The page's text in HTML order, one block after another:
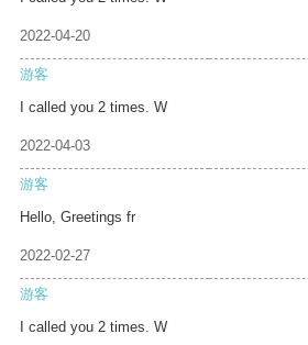
2022-04-20
游客
I called you 2 times. W
2022-04-03
游客
Hello, Greetings fr
2022-02-27
游客
I called you 2 times. W